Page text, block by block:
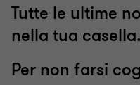
Tutte le ultime
nella tua casella.
Per non farsi